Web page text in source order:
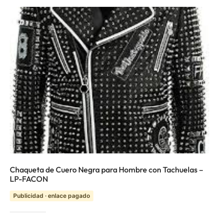
Chaqueta de Cuero Negra para Hombre con Tachuelas –
LP-FACON
Publicidad · enlace pagado